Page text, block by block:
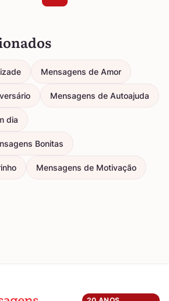
Mensagens de Amor
Mensagens de Autoajuda
dia
Bonitas
Mensagens de Motivação